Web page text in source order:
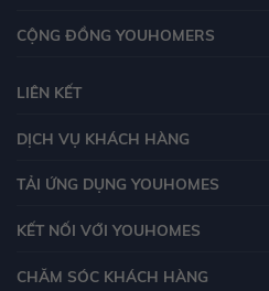
CỘNG ĐỒNG YOUHOMERS
LIÊN KẾT
DỊCH VỤ KHÁCH HÀNG
TẢI ỨNG DỤNG YOUHOMES
KẾT NỐI VỚI YOUHOMES
CHĂM SÓC KHÁCH HÀNG